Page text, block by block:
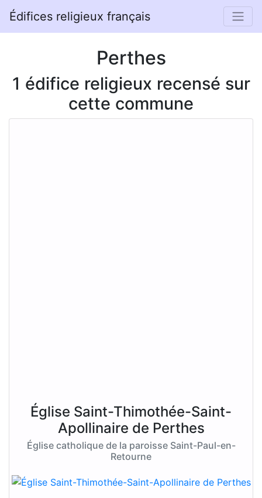
Édifices religieux français
Perthes
1 édifice religieux recensé sur
cette commune
Église Saint-Thimothée-Saint-
Apollinaire de Perthes
Église catholique de la paroisse Saint-Paul-en-
Retourne